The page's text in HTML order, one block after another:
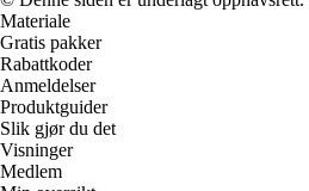
Materiale
Gratis pakker
Rabattkoder
Anmeldelser
Produktguider
Slik gjør du det
Visninger
Medlem